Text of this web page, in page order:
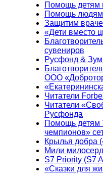
Помощь детям
Помощь людям
Защитим
«Дети вместо
сувениров
Русфонд &
ООО
Читатели
Читатели
Русфонда
Помощь детям
чемпионов»
Крылья добра
Мили
S7 Priority (S7
«Сказки для